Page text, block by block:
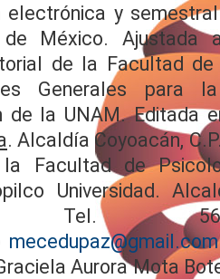
electrónica y
de México. Ajustada
de la Facultad
Generales para
de la UNAM. Editada
. Alcaldía Coyoacán,
Facultad de
Universidad.
Tel.
mecedupaz@gmail.com
Aurora Mota